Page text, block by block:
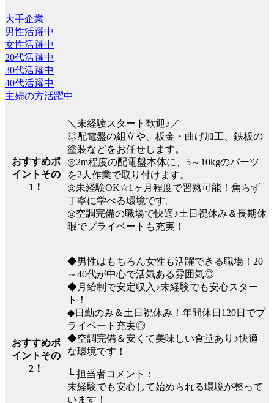
大手企業
男性活躍中
女性活躍中
20代活躍中
30代活躍中
40代活躍中
主婦の方活躍中
おすすめポ
イントその
1！
＼未経験スタート歓迎♪／
◎配電盤の組立や、板金・曲げ加工、鉄板の
塗装などをお任せします。
◎2m程度の配電盤本体に、5～10kgのパーツ
を2人作業で取り付けます。
◎未経験OK☆1ヶ月程度で習熟可能！焦らず
丁寧に学べる環境です。
◎空調完備の職場で快適♪土日祝休み＆長期休
暇でプライベートも充実！
おすすめポ
イントその
2！
◆男性はもちろん女性も活躍できる職場！20
～40代が中心で活気ある雰囲気◎
◆月給制で安定収入♪未経験でも安心スター
ト！
◆日勤のみ＆土日祝休み！年間休日120日でプ
ライベート充実◎
◆空調完備＆安くて美味しい食堂あり♪快適
な環境です！
└ 担当者コメント：
未経験でも安心して始められる環境が整って
います！